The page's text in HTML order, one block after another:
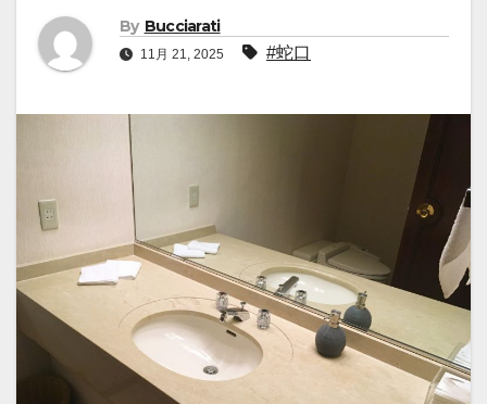
By Bucciarati
11月 21, 2025 #蛇口